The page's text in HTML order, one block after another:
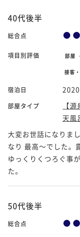
40代後半
総合点
項目別評価 部屋
接客
宿泊日
部屋タイプ
【
天風
大変お世話になりま
なり 最高～でした。
ゆっくりくつろぐ事
た。
50代後半
総合点